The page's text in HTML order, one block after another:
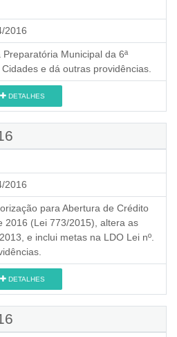
2016
Municipal da 6ª
e dá outras providências.
DETALHES
2016
para Abertura de Crédito
2016 (Lei 773/2015), altera as
e inclui metas na LDO Lei nº.
DETALHES